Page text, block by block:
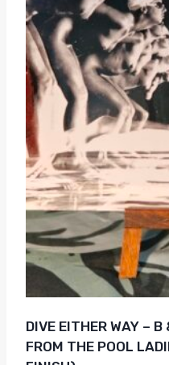
DIVE EITHER WAY – B
FROM THE POOL